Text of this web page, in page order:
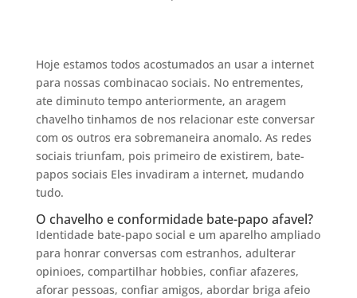
Hoje estamos todos acostumados an usar a internet
para nossas combinacao sociais. No entrementes,
ate diminuto tempo anteriormente, an aragem
chavelho tinhamos de nos relacionar este conversar
com os outros era sobremaneira anomalo. As redes
sociais triunfam, pois primeiro de existirem, bate-
papos sociais Eles invadiram a internet, mudando
tudo.
O chavelho e conformidade bate-papo afavel?
Identidade bate-papo social e um aparelho ampliado
para honrar conversas com estranhos, adulterar
opinioes, compartilhar hobbies, confiar afazeres,
aforar pessoas, confiar amigos, abordar briga afeio